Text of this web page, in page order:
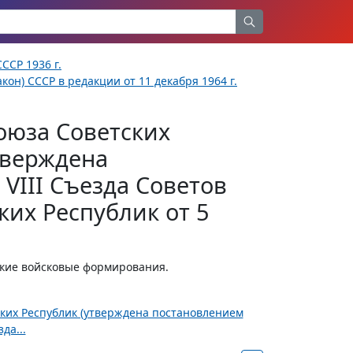
1936 г.
СССР в редакции от 11 декабря 1964 г.
Советских
Съезда Советов
Республик от 5
войсковые формирования.
Республик (утверждена постановлением